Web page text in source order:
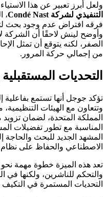
ولعل أبرز تعبير عن هذا
التنفيذي لشركة Condé Nast
،
فرقه افتراض عدم وجود بحث
وأوضح لينش لاحقًا أن الشركة
الصفر، لكنه يتوقع أن تمثل
من إجمالي حركة المرور.
التحديات
تؤكد جوجل أنها تستمع
وتتعاون مع الهيئات
المملكة المتحدة، لضمان
المناسبة مع تطور تفضيلات
المشهد الجديد للبحث والحاجة
الاصطناعي والحفاظ على
تعد هذه الميزة خطوة مهمة
والتحكم للناشرين، ولكنها
التحديات المستمرة في